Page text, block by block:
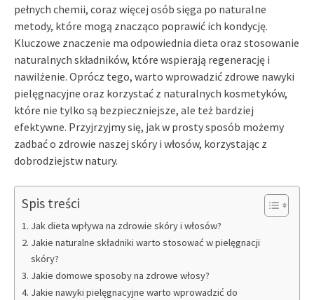
pełnych chemii, coraz więcej osób sięga po naturalne
metody, które mogą znacząco poprawić ich kondycję.
Kluczowe znaczenie ma odpowiednia dieta oraz stosowanie
naturalnych składników, które wspierają regenerację i
nawilżenie. Oprócz tego, warto wprowadzić zdrowe nawyki
pielęgnacyjne oraz korzystać z naturalnych kosmetyków,
które nie tylko są bezpieczniejsze, ale też bardziej
efektywne. Przyjrzyjmy się, jak w prosty sposób możemy
zadbać o zdrowie naszej skóry i włosów, korzystając z
dobrodziejstw natury.
Spis treści
Jak dieta wpływa na zdrowie skóry i włosów?
Jakie naturalne składniki warto stosować w pielęgnacji
skóry?
Jakie domowe sposoby na zdrowe włosy?
Jakie nawyki pielęgnacyjne warto wprowadzić do